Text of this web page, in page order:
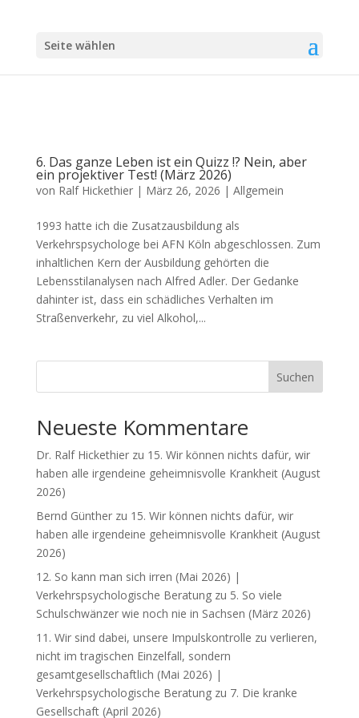
Seite wählen
6. Das ganze Leben ist ein Quizz !? Nein, aber
ein projektiver Test! (März 2026)
von Ralf Hickethier| März 26, 2026 | Allgemein
1993 hatte ich die Zusatzausbildung als
Verkehrspsychologe bei AFN Köln abgeschlossen. Zum
inhaltlichen Kern der Ausbildung gehörten die
Lebensstilanalysen nach Alfred Adler. Der Gedanke
dahinter ist, dass ein schädliches Verhalten im
Straßenverkehr, zu viel Alkohol,...
Suchen
Neueste Kommentare
Dr. Ralf Hickethierzu 15. Wir können nichts dafür, wir
haben alle irgendeine geheimnisvolle Krankheit (August
2026)
Bernd Güntherzu 15. Wir können nichts dafür, wir
haben alle irgendeine geheimnisvolle Krankheit (August
2026)
12. So kann man sich irren (Mai 2026) |
Verkehrspsychologische Beratungzu 5. So viele
Schulschwänzer wie noch nie in Sachsen (März 2026)
11. Wir sind dabei, unsere Impulskontrolle zu verlieren,
nicht im tragischen Einzelfall, sondern
gesamtgesellschaftlich (Mai 2026) |
Verkehrspsychologische Beratungzu 7. Die kranke
Gesellschaft (April 2026)